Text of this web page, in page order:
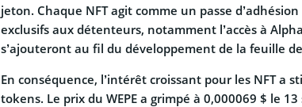
jeton. Chaque NFT agit comme un passe
exclusifs aux détenteurs, notamment l’accès à
s’ajouteront au fil du développement de la feuille
En conséquence, l’intérêt croissant pour les NFT a
tokens. Le prix du WEPE a grimpé à 0,000069 $ le